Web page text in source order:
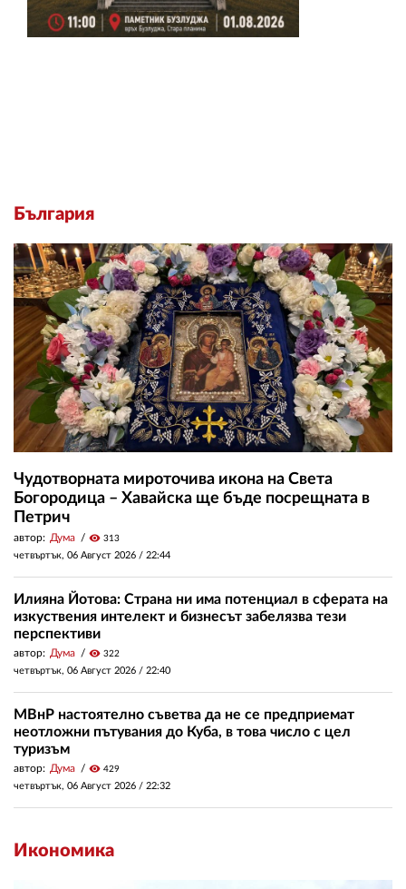
България
Чудотворната мироточива икона на Света
Богородица – Хавайска ще бъде посрещната в
Петрич
автор: Дума visibility 313
четвъртък, 06 Август 2026 / 22:44
Илияна Йотова: Страна ни има потенциал в сферата на
изкуствения интелект и бизнесът забелязва тези
перспективи
автор: Дума visibility 322
четвъртък, 06 Август 2026 / 22:40
МВнР настоятелно съветва да не се предприемат
неотложни пътувания до Куба, в това число с цел
туризъм
автор: Дума visibility 429
четвъртък, 06 Август 2026 / 22:32
Икономика